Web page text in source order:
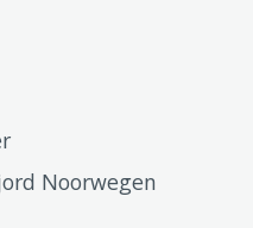
Noorwegen